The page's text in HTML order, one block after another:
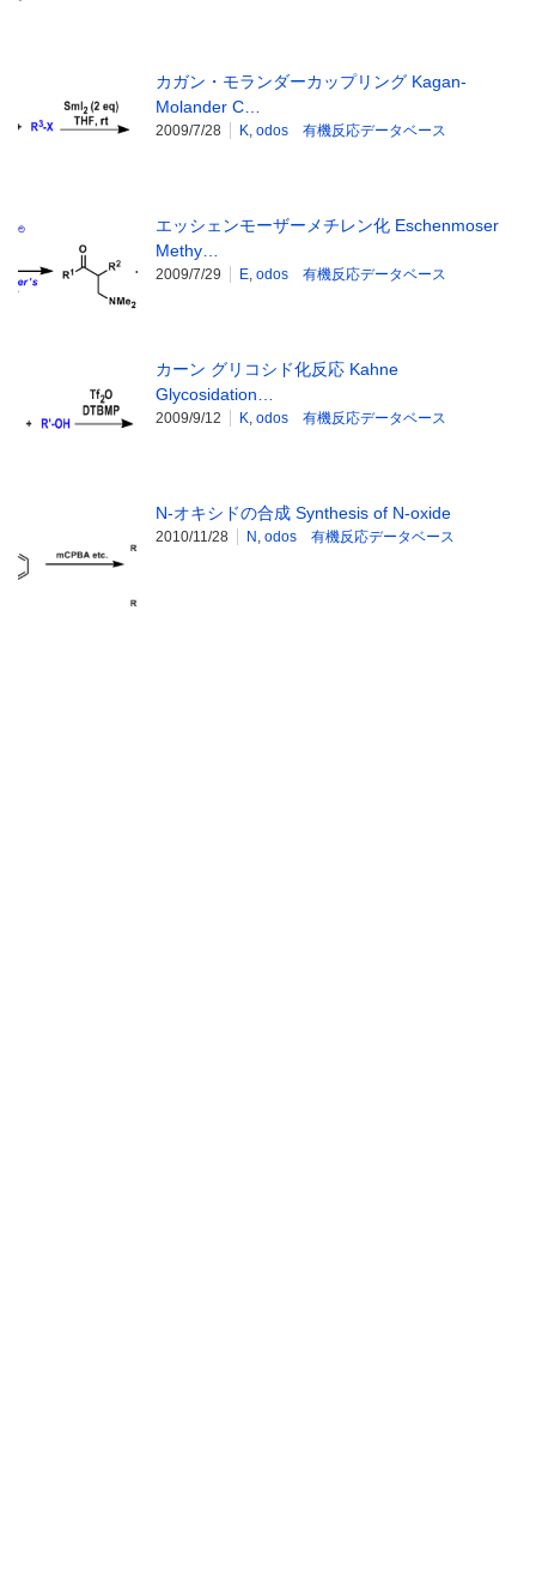
カガン・モランダーカップリング Kagan-
Molander C…
2009/7/28 K odos 有機反応データベース
エッシェンモーザーメチレン化 Eschenmoser
Methy…
2009/7/29 E odos 有機反応データベース
カーン グリコシド化反応 Kahne
Glycosidation…
2009/9/12 K odos 有機反応データベース
N-オキシドの合成 Synthesis of N-oxide
2010/11/28 N odos 有機反応データベース